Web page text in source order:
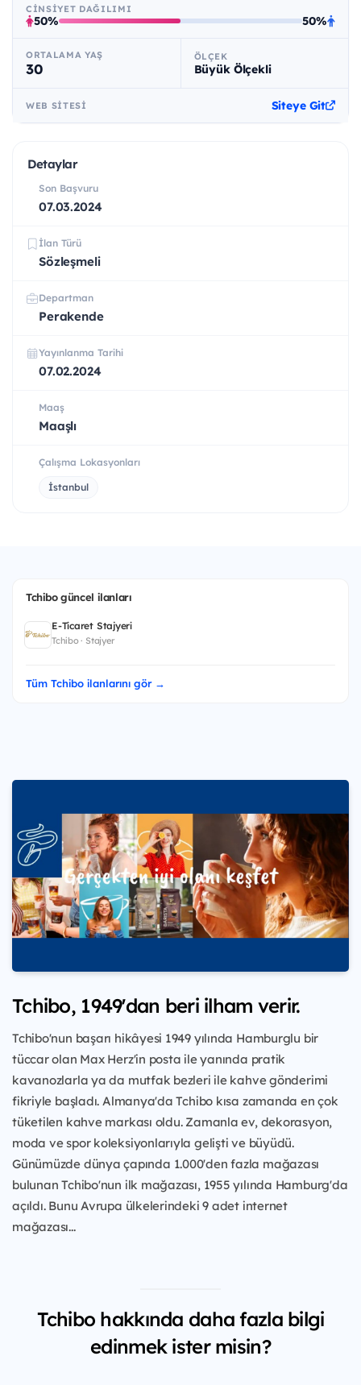
CINSIYET DAĞILIMI
50% 50%
ORTALAMA YAŞ
30
ÖLÇEK
Büyük Ölçekli
WEB SITESI Siteye Git
Detaylar
Son Başvuru
07.03.2024
İlan Türü
Sözleşmeli
Departman
Perakende
Yayınlanma Tarihi
07.02.2024
Maaş
Maaşlı
Çalışma Lokasyonları
İstanbul
Tchibo güncel ilanları
E-Ticaret Stajyeri
Tchibo · Stajyer
Tüm Tchibo ilanlarını gör →
Tchibo, 1949'dan beri ilham verir.
Tchibo'nun başarı hikâyesi 1949 yılında Hamburglu bir
tüccar olan Max Herz'in posta ile yanında pratik
kavanozlarla ya da mutfak bezleri ile kahve gönderimi
fikriyle başladı. Almanya'da Tchibo kısa zamanda en çok
tüketilen kahve markası oldu. Zamanla ev, dekorasyon,
moda ve spor koleksiyonlarıyla gelişti ve büyüdü.
Günümüzde dünya çapında 1.000'den fazla mağazası
bulunan Tchibo'nun ilk mağazası, 1955 yılında Hamburg'da
açıldı. Bunu Avrupa ülkelerindeki 9 adet internet
mağazası...
Tchibo hakkında daha fazla bilgi
edinmek ister misin?